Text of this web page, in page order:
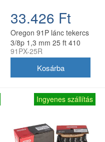
33.426 Ft
Oregon 91P lánc tekercs
3/8p 1,3 mm 25 ft 410
szem
91PX-25R
Ingyenes szállítás